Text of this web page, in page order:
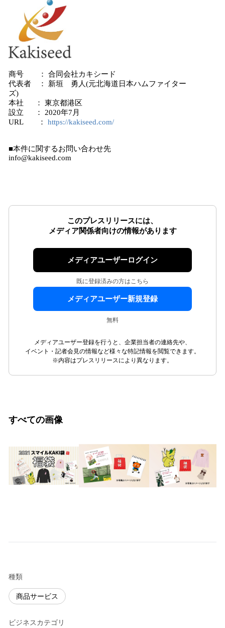
商号 ： 合同会社カキシード
代表者 ： 新垣 勇人(元北海道日本ハムファイター
ズ)
本社 ： 東京都港区
設立 ： 2020年7月
URL ： https://kakiseed.com/
■本件に関するお問い合わせ先
info@kakiseed.com
このプレスリリースには、
メディア関係者向けの情報があります
メディアユーザーログイン
既に登録済みの方はこちら
メディアユーザー新規登録
無料
メディアユーザー登録を行うと、企業担当者の連絡先や、
イベント・記者会見の情報など様々な特記情報を閲覧できます。
※内容はプレスリリースにより異なります。
すべての画像
種類
商品サービス
ビジネスカテゴリ